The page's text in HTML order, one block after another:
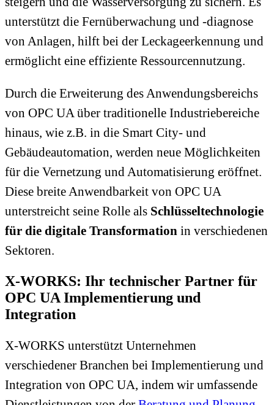
unterstützt die Fernüberwachung und -diagnose
von Anlagen, hilft bei der Leckageerkennung und
ermöglicht eine effiziente Ressourcennutzung.
Durch die Erweiterung des Anwendungsbereichs
von OPC UA über traditionelle Industriebereiche
hinaus, wie z.B. in die Smart City- und
Gebäudeautomation, werden neue Möglichkeiten
für die Vernetzung und Automatisierung eröffnet.
Diese breite Anwendbarkeit von OPC UA
unterstreicht seine Rolle als Schlüsseltechnologie
für die digitale Transformation in verschiedenen
Sektoren.
X-WORKS: Ihr technischer Partner für
OPC UA Implementierung und
Integration
X-WORKS unterstützt Unternehmen
verschiedener Branchen bei Implementierung und
Integration von OPC UA, indem wir umfassende